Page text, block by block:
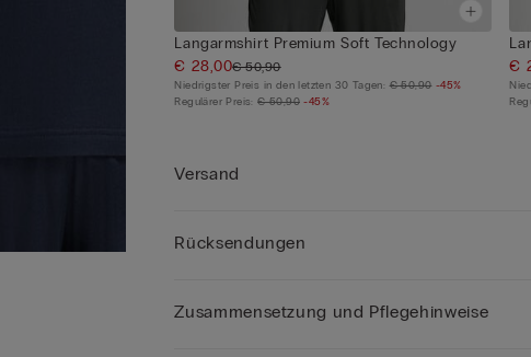
Langarmshirt Premium Soft Technology
€ 28,00€ 50,90
Niedrigster Preis in den letzten 30 Tagen:€ 50,90 -45%
Regulärer Preis:€ 50,90 -45%
€
Versand
Rücksendungen
Zusammensetzung und Pflegehinweise